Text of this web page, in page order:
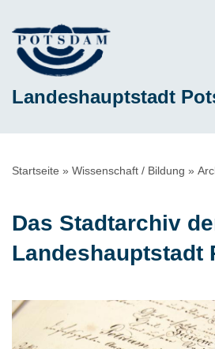
zum
Inhalt
Landeshauptstadt
Pfadnavigation
Startseite Wissenschaft / Bildung
Das Stadtarchiv
Landeshauptstadt